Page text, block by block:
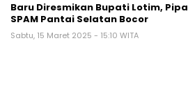
Baru Diresmikan Bupati Lotim, Pipa
SPAM Pantai Selatan Bocor
Sabtu, 15 Maret 2025 - 15:10 WITA